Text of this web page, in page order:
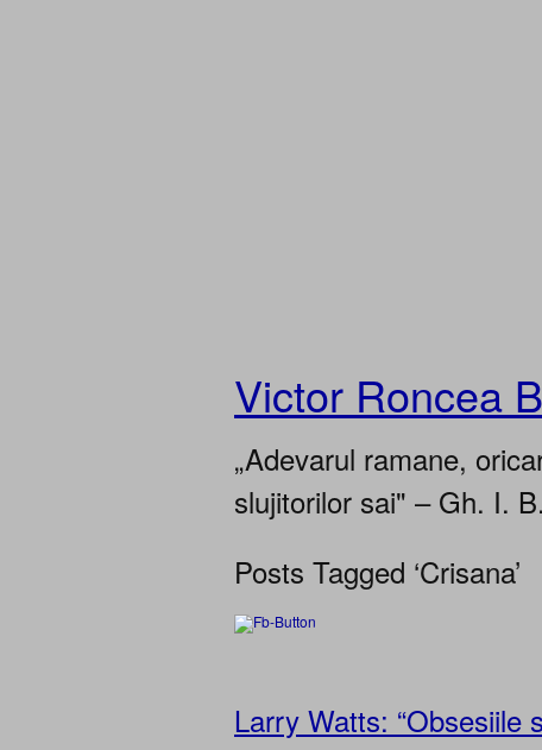
Victor Roncea
„Adevarul ramane,
slujitorilor sai" – Gh. I. B.
Posts Tagged ‘Crisana’
Larry Watts: “Obsesiile